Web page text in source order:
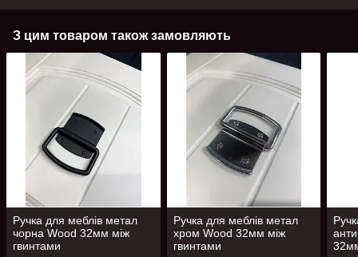
З цим товаром також замовляють
Ручка для меблів метал
чорна Wood 32мм між
гвинтами
Ручка для меблів метал
хром Wood 32мм між
гвинтами